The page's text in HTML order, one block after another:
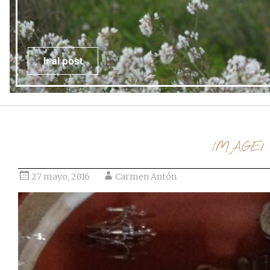
Ir al post
IMAGE1
27 mayo, 2016 Carmen Antón